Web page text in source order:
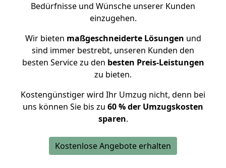
Bedürfnisse und Wünsche unserer Kunden
einzugehen.
Wir bieten maßgeschneiderte Lösungen und
sind immer bestrebt, unseren Kunden den
besten Service zu den besten Preis-Leistungen
zu bieten.
Kostengünstiger wird Ihr Umzug nicht, denn bei
uns können Sie bis zu 60 % der Umzugskosten
sparen.
Kostenlose Angebote erhalten